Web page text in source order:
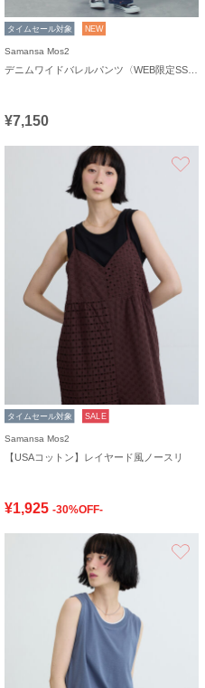
タイムセール対象 NEW
Samansa Mos2
¥7,150
タイムセール対象 SALE
Samansa Mos2
【USAコットン】レイヤード風ノースリ
¥1,925 -30%OFF-